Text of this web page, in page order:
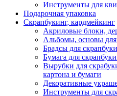
Инструменты для
Подарочная упаковка
Скрапбукинг, кардмейкинг
Акриловые блоки,
Альбомы, основы для
Брадсы для
Бумага для
Вырубки для
картона и бумаги
Декоративные
Инструменты для